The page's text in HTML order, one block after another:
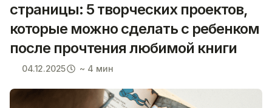
страницы: 5 творческих проектов,
которые можно сделать с ребенком
после прочтения любимой книги
04.12.2025 ~ 4 мин